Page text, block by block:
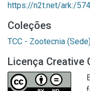
https://n2t.net/ark:/
Coleções
TCC - Zootecnia
Licença Creative